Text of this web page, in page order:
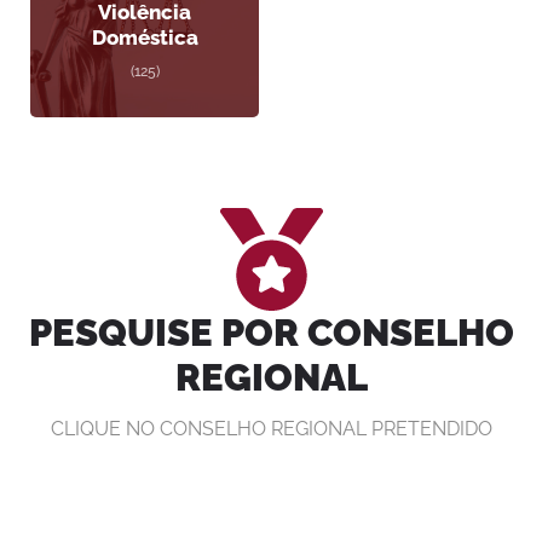
Violência
Doméstica
(125)
PESQUISE POR CONSELHO
REGIONAL
CLIQUE NO CONSELHO REGIONAL PRETENDIDO